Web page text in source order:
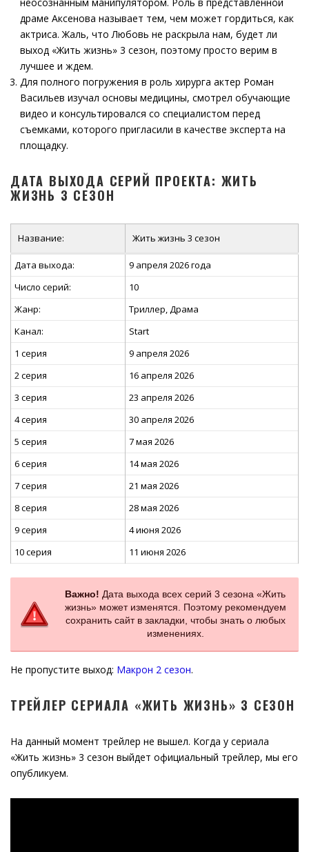
драме Аксенова называет тем, чем может гордиться, как
актриса. Жаль, что Любовь не раскрыла нам, будет ли
выход «Жить жизнь» 3 сезон, поэтому просто верим в
лучшее и ждем.
Для полного погружения в роль хирурга актер Роман
Васильев изучал основы медицины, смотрел обучающие
видео и консультировался со специалистом перед
съемками, которого пригласили в качестве эксперта на
площадку.
ДАТА ВЫХОДА СЕРИЙ ПРОЕКТА: ЖИТЬ
ЖИЗНЬ 3 СЕЗОН
Название: Жить жизнь 3 сезон
Дата выхода:
9 апреля 2026 года
Число серий:
10
Жанр:
Триллер, Драма
Канал:
Start
1 серия
9 апреля 2026
2 серия
16 апреля 2026
3 серия
23 апреля 2026
4 серия
30 апреля 2026
5 серия
7 мая 2026
6 серия
14 мая 2026
7 серия
21 мая 2026
8 серия
28 мая 2026
9 серия
4 июня 2026
10 серия
11 июня 2026
Важно! Дата выхода всех серий 3 сезона «Жить
жизнь» может изменятся. Поэтому рекомендуем
сохранить сайт в закладки, чтобы знать о любых
изменениях.
Не пропустите выход: Макрон 2 сезон.
ТРЕЙЛЕР СЕРИАЛА «ЖИТЬ ЖИЗНЬ» 3 СЕЗОН
На данный момент трейлер не вышел. Когда у сериала
«Жить жизнь» 3 сезон выйдет официальный трейлер, мы его
опубликуем.